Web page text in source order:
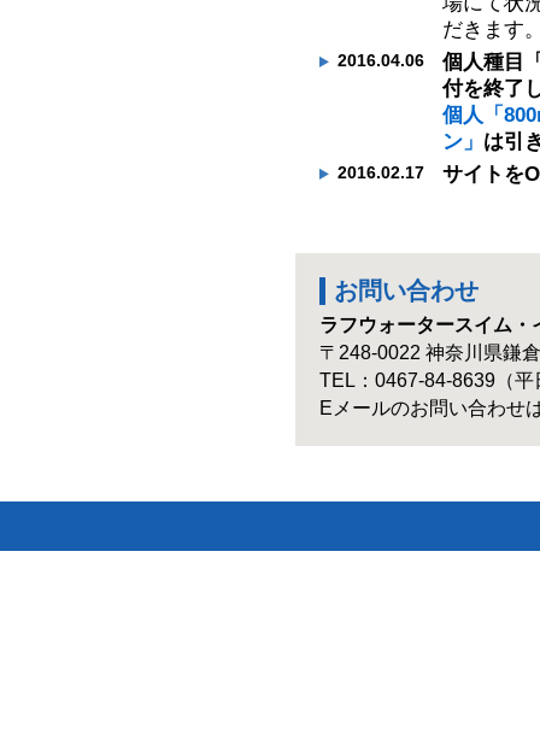
だきます
2016.04.06
個人種目
付を終了
個人「
ン」 は引
2016.02.17 サイトを
お問い合わせ
ラフウォータースイム・
〒248-0022 神奈川県鎌
TEL：0467-84-8639（平
Eメールのお問い合わせ